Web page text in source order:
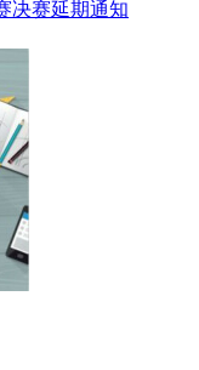
决赛延期通知